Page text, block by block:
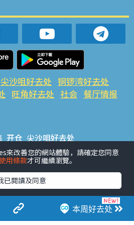
本周好去处
尖沙咀好去处 铜锣湾好去处
旺角好去处 社会 餐厅情报
开仓 尖沙咀好去处
荃湾好去处 旺角好去处 社会
推介 #美食社群热话
应用程式
#限时抢
商户中心 #著数 #网络热话
來改善您的網站體驗，請確定您同意
用條款才可繼續瀏覽。
已閱讀及同意